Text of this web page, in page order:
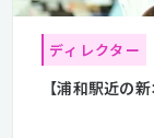
ディレクター
【浦和駅近の